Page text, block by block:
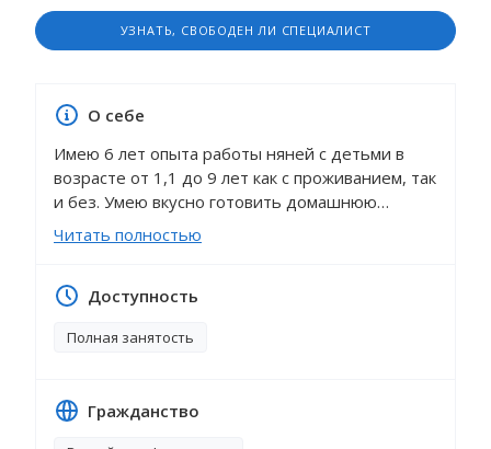
УЗНАТЬ, СВОБОДЕН ЛИ СПЕЦИАЛИСТ
О себе
Имею 6 лет опыта работы няней с детьми в
возрасте от 1,1 до 9 лет как с проживанием, так
и без. Умею вкусно готовить домашнюю
еду.Вредные привычки отсутствуют.
Занимаюсь с детьми по методикам: «Школа
пеленок», «Альбомы для творчества», по
выполняем веселые упражнения под песенки
учим стихи, песни, потешки, пальчиковые и
жестовые игры. Детей люблю, умею находить
подход к ребенку, присутствует чувство юмора.
Читать полностью
Доступность
Полная занятость
Гражданство